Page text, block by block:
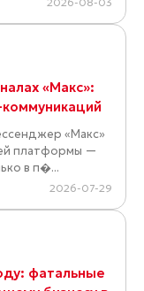
«Макс»:
«Макс»
платформы —
в п�...
2026-07-29
фатальные